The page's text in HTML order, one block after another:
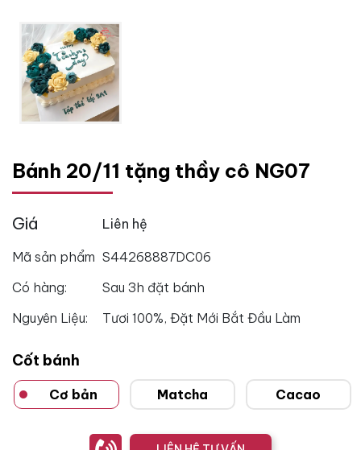
Bánh 20/11 tặng thầy cô NG07
Giá Liên hệ
Mã sản phẩm S44268887DC06
Có hàng:
Sau 3h đặt bánh
Nguyên Liệu:
Tươi 100%, Đặt Mới Bắt Đầu Làm
Cốt bánh
Cơ bản Matcha Cacao